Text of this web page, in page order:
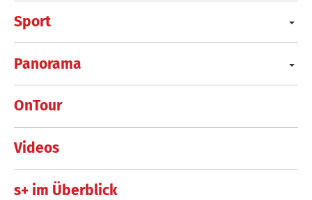
Sport
Panorama
OnTour
Videos
s+ im Überblick